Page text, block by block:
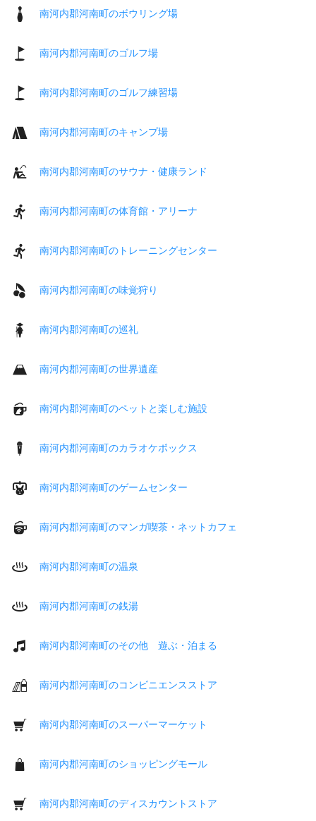
南河内郡河南町のボウリング場
南河内郡河南町のゴルフ場
南河内郡河南町のゴルフ練習場
南河内郡河南町のキャンプ場
南河内郡河南町のサウナ・健康ランド
南河内郡河南町の体育館・アリーナ
南河内郡河南町のトレーニングセンター
南河内郡河南町の味覚狩り
南河内郡河南町の巡礼
南河内郡河南町の世界遺産
南河内郡河南町のペットと楽しむ施設
南河内郡河南町のカラオケボックス
南河内郡河南町のゲームセンター
南河内郡河南町のマンガ喫茶・ネットカフェ
南河内郡河南町の温泉
南河内郡河南町の銭湯
南河内郡河南町のその他 遊ぶ・泊まる
南河内郡河南町のコンビニエンスストア
南河内郡河南町のスーパーマーケット
南河内郡河南町のショッピングモール
南河内郡河南町のディスカウントストア